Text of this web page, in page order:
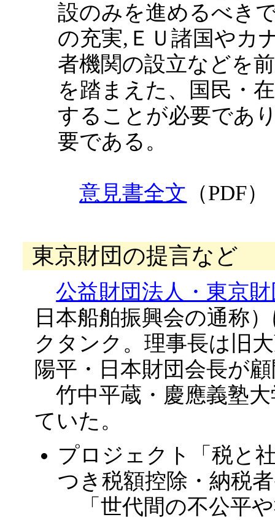
設のみを進めるべき
の充実,ＥＵ諸国やカ
者機関の設立などを
を踏まえた、国民・
することが必要であ
要である。
意見書全文 （PDF）
東京財団の提言など
公益財団法人・東京
日本船舶振興会の通称
クタンク。理事長は旧
陽平・日本財団会長が
竹中平蔵・慶應義塾
ていた。
プロジェクト「税と
つき税額控除・納税
「世代間の不公平